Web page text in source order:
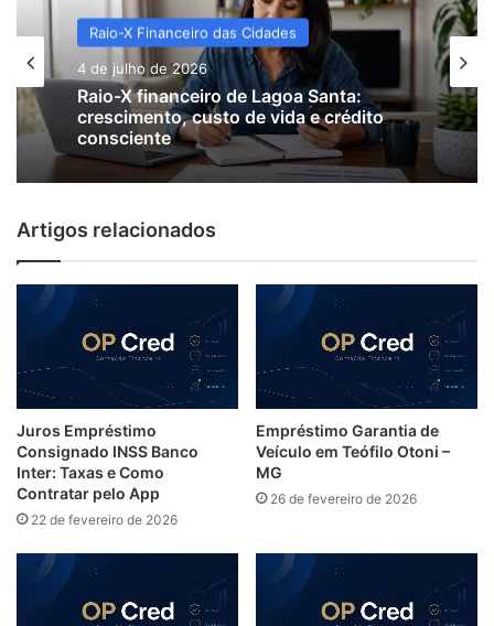
Raio-X Financeiro das Cidades
4 de julho de 2026
Raio-X financeiro de Lagoa Santa:
crescimento, custo de vida e crédito
consciente
Dicionário Financeiro
2 de julho de 2026
Empréstimo pessoal: o que é, como
Artigos relacionados
Juros Empréstimo
Consignado INSS Banco
Inter: Taxas e Como
Contratar pelo App
22 de fevereiro de 2026
Empréstimo Garantia de
Veículo em Teófilo Otoni –
MG
26 de fevereiro de 2026